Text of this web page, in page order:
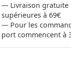
Livraison
supérieures à 69€
Pour les
port commencent à